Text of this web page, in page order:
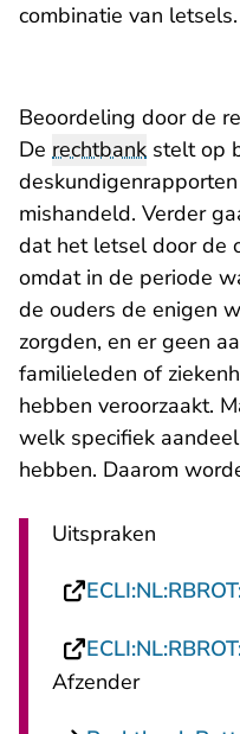
combinatie van letsels.
Beoordeling door de
De rechtbank stelt op
mishandeld. Verder
dat het letsel door de
omdat in de periode
de ouders de enigen
zorgden, en er geen
familieleden of
hebben veroorzaakt.
welk specifiek
hebben. Daarom
Uitspraken
Afzender